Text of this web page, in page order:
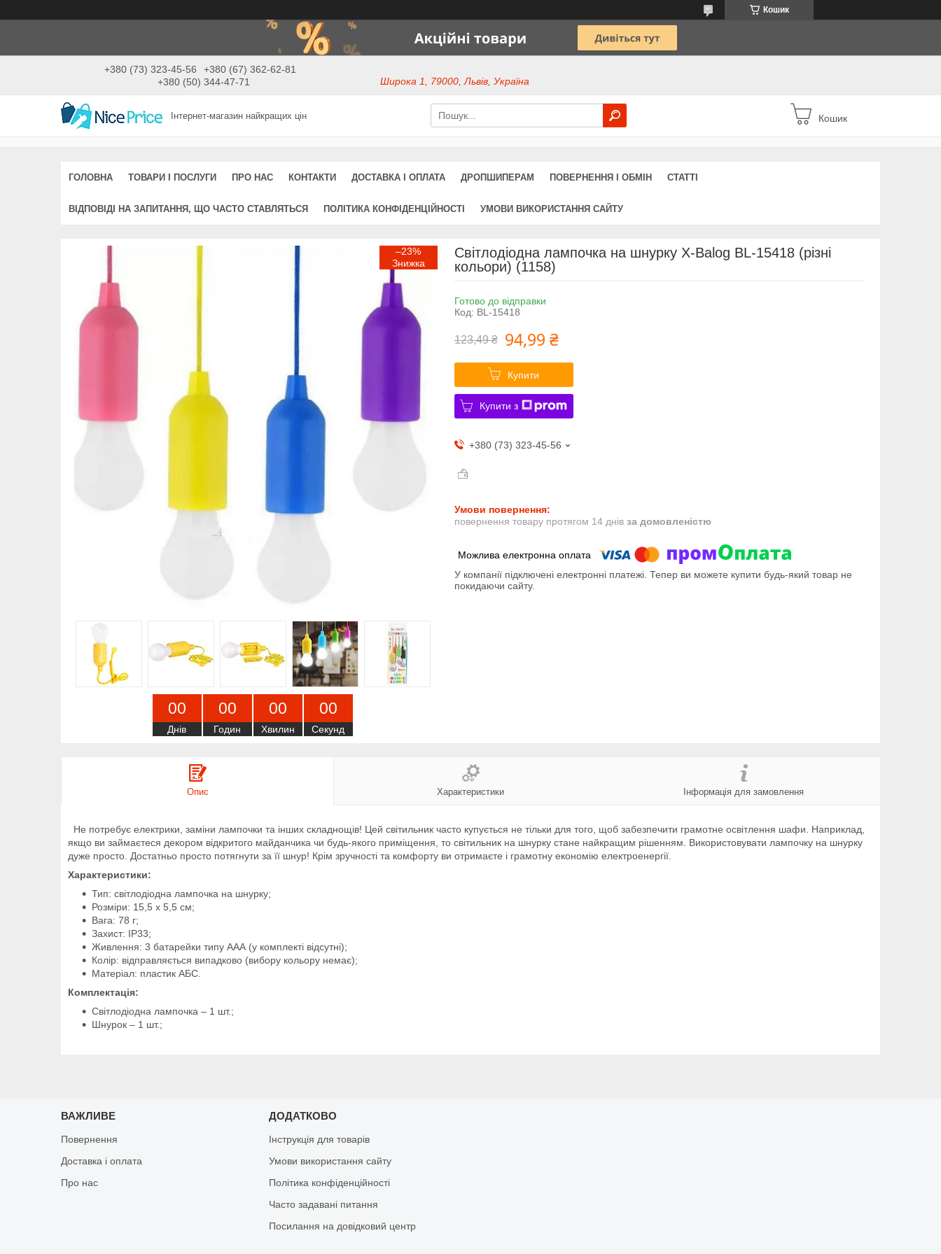
Кошик
+380 (73) 323-45-56
+380 (67) 362-62-81
+380 (50) 344-47-71
Широка 1, 79000, Львів, Україна
Інтернет-магазин найкращих цін Кошик
ГОЛОВНА ТОВАРИ І ПОСЛУГИ ПРО НАС КОНТАКТИ ДОСТАВКА І ОПЛАТА ДРОПШИПЕРАМ ПОВЕРНЕННЯ І ОБМІН СТАТТІ
ВІДПОВІДІ НА ЗАПИТАННЯ, ЩО ЧАСТО СТАВЛЯТЬСЯ ПОЛІТИКА КОНФІДЕНЦІЙНОСТІ УМОВИ ВИКОРИСТАННЯ САЙТУ
–23%
00
Днів
00
Годин
00
Хвилин
00
Секунд
Світлодіодна лампочка на шнурку X-Balog BL-15418 (різні
кольори) (1158)
Готово до відправки
Код: BL-15418
123,49 ₴ 94,99 ₴
Купити
Купити з
+380 (73) 323-45-56
повернення товару протягом 14 днів за домовленістю
У компанії підключені електронні платежі. Тепер ви можете купити будь-який товар не
покидаючи сайту.
Опис Характеристики Інформація для замовлення
Не потребує електрики, заміни лампочки та інших складнощів! Цей світильник часто купується не тільки для того, щоб забезпечити грамотне освітлення шафи. Наприклад,
якщо ви займаєтеся декором відкритого майданчика чи будь-якого приміщення, то світильник на шнурку стане найкращим рішенням. Використовувати лампочку на шнурку
дуже просто. Достатньо просто потягнути за її шнур! Крім зручності та комфорту ви отримаєте і грамотну економію електроенергії.
Характеристики:
Тип: світлодіодна лампочка на шнурку;
Розміри: 15,5 х 5,5 см;
Вага: 78 г;
Захист: IP33;
Живлення: 3 батарейки типу ААА (у комплекті відсутні);
Колір: відправляється випадково (вибору кольору немає);
Матеріал: пластик АБС.
Комплектація:
Світлодіодна лампочка – 1 шт.;
Шнурок – 1 шт.;
ВАЖЛИВЕ
Повернення
Доставка і оплата
Про нас
ДОДАТКОВО
Інструкція для товарів
Умови використання сайту
Політика конфіденційності
Часто задавані питання
Посилання на довідковий центр